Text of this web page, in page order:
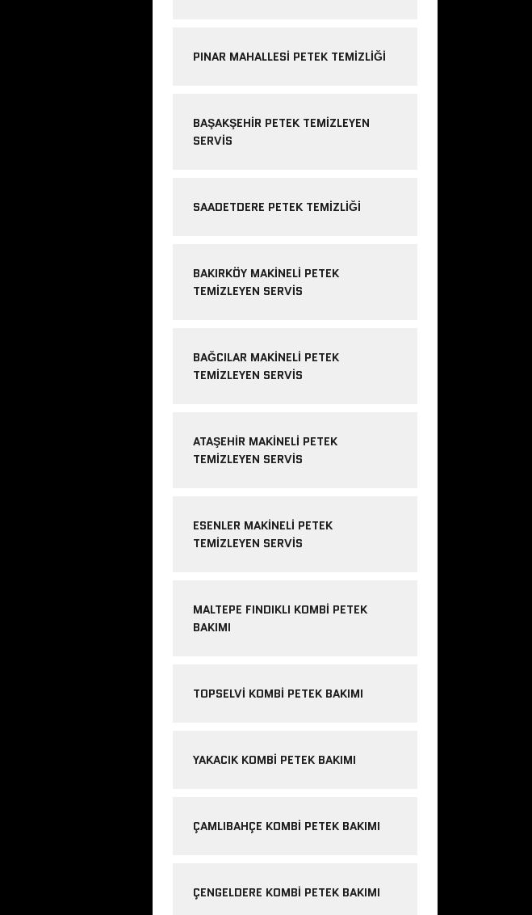
PINAR MAHALLESI PETEK TEMIZLIĞI
BAŞAKŞEHIR PETEK TEMIZLEYEN
SERVIS
SAADETDERE PETEK TEMIZLIĞI
BAKIRKÖY MAKINELI PETEK
TEMIZLEYEN SERVIS
BAĞCILAR MAKINELI PETEK
TEMIZLEYEN SERVIS
ATAŞEHIR MAKINELI PETEK
TEMIZLEYEN SERVIS
ESENLER MAKINELI PETEK
TEMIZLEYEN SERVIS
MALTEPE FINDIKLI KOMBI PETEK
BAKIMI
TOPSELVI KOMBI PETEK BAKIMI
YAKACIK KOMBI PETEK BAKIMI
ÇAMLIBAHÇE KOMBI PETEK BAKIMI
ÇENGELDERE KOMBI PETEK BAKIMI